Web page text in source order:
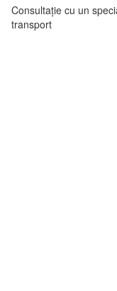
Consultație cu un
transport